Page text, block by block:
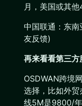
月，美国或其
中国联通：东
友反馈)
再来看看第三方
OSDWAN跨境
选择，比如外
线5M是9800/